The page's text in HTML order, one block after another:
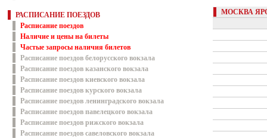
РАСПИСАНИЕ ПОЕЗДОВ
Расписание поездов
Наличие и цены на билеты
Частые запросы наличия билетов
Расписание поездов белорусского вокзала
Расписание поездов казанского вокзала
Расписание поездов киевского вокзала
Расписание поездов курского вокзала
Расписание поездов ленинградского вокзала
Расписание поездов павелецкого вокзала
Расписание поездов рижского вокзала
Расписание поездов савеловского вокзала
МОСКВА